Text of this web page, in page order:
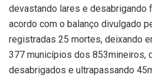
devastando lares e desabrigando
acordo com o balanço divulgado
registradas 25 mortes, deixando
377 municípios dos 853mineiros,
desabrigados e ultrapassando